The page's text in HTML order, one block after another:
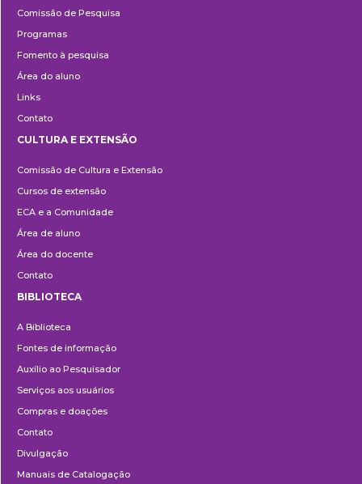
Comissão de Pesquisa
Programas
Fomento à pesquisa
Área do aluno
Links
Contato
e
Extensão
CULTURA E EXTENSÃO
Comissão de Cultura e Extensão
Cursos de extensão
ECA e a Comunidade
Área de aluno
Área do docente
Contato
BIBLIOTECA
A Biblioteca
Fontes de informação
Auxílio ao Pesquisador
Serviços aos usuários
Compras e doações
Contato
Divulgação
Manuais de Catalogação